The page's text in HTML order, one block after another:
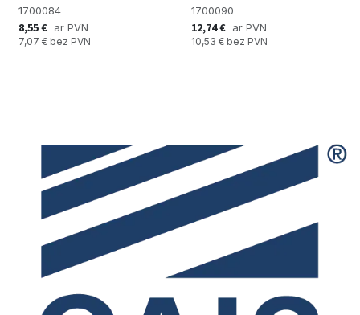
1700084
8,55€ ar PVN
7,07 € bez PVN
1700090
12,74€ ar PVN
10,53 € bez PVN